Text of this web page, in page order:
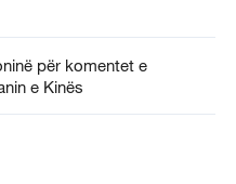
për komentet e
e Kinës